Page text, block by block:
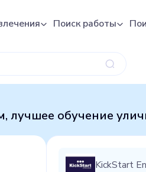
Поиск работы
обучение
KickStart